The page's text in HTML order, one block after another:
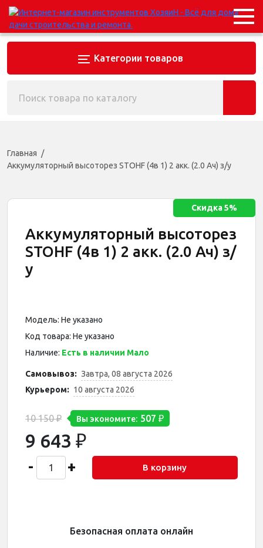
Категории товаров
Главная
Аккумуляторный высоторез STOHF (4в 1) 2 акк. (2.0 Ач) з/у
Скидка 5%
Аккумуляторный высоторез
STOHF (4в 1) 2 акк. (2.0 Ач) з/
у
Модель: Не указано
Код товара: Не указано
Наличие: Есть в наличии Мало
Самовывоз: Завтра, 08 августа 2026
Курьером: 10 августа 2026
10 150 ₽ Вы экономите: 507 ₽
9 643 ₽
- + В корзину
Безопасная оплата онлайн